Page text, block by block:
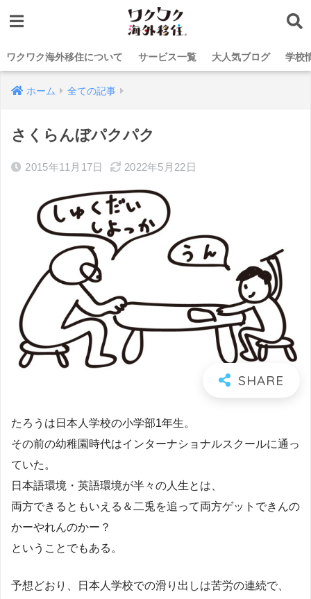
ワクワク海外移住について サービス一覧 大人気ブログ 学校
ホーム 全ての記事
さくらんぼパクパク
2015年11月17日 2022年5月22日
たろうは日本人学校の小学部1年生。
その前の幼稚園時代はインターナショナルスクールに通っ
ていた。
日本語環境・英語環境が半々の人生とは、
両方できるともいえる＆二兎を追って両方ゲットできんの
かーやれんのかー？
ということでもある。
予想どおり、日本人学校での滑り出しは苦労の連続で、